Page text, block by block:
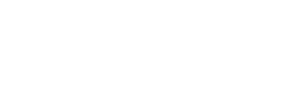
E NEL SOGNO DI DOMINIO DELLA CAMORRA.
40 MILIONI DI INSETTI APPOSITAMENTE
NELLA CULTURA CONTEMPORANEA.
DARK SECRET – RHAPSODY OF FIRE.